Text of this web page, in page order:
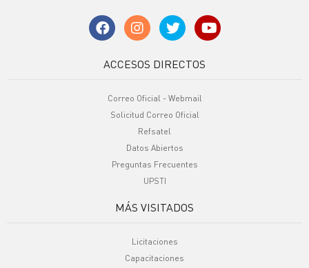
ACCESOS DIRECTOS
Correo Oficial - Webmail
Solicitud Correo Oficial
Refsatel
Datos Abiertos
Preguntas Frecuentes
UPSTI
MÁS VISITADOS
Licitaciones
Capacitaciones